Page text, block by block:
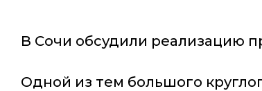
В Сочи обсудили реализацию
Одной из тем большого